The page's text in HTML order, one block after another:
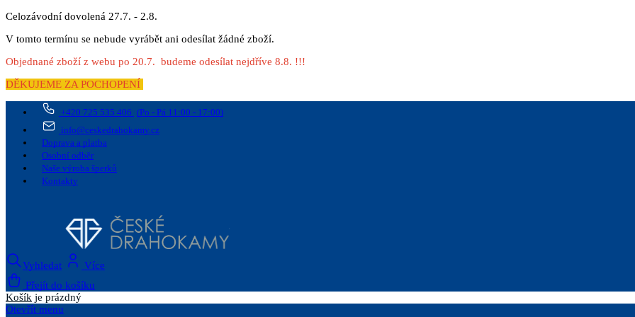
Celozávodní dovolená 27.7. - 2.8.
V tomto termínu se nebude vyrábět ani odesílat žádné zboží.
Objednané zboží z webu po 20.7. budeme odesílat nejdříve 8.8. !!!
DĚKUJEME ZA POCHOPENÍ
+420 725 535 406 (Po - Pá 11:00 - 17:00)
info@ceskedrahokamy.cz
Doprava a platba
Osobní odběr
Naše výroba šperků
Kontakty
Vyhledat
Více
Přejít do košíku
Košík je prázdný
Otevřít menu